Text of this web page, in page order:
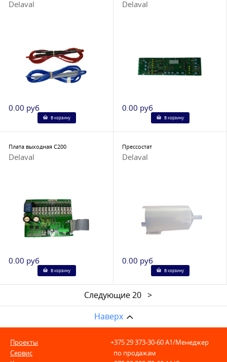
Delaval
0.00 руб
В корзину
Delaval
0.00 руб
В корзину
Плата выходная С200
Delaval
0.00 руб
В корзину
Прессостат
Delaval
0.00 руб
В корзину
Следующие 20 >
Наверх
Проекты
Сервис
+375 29 373-30-60A1/Менеджер
по продажам